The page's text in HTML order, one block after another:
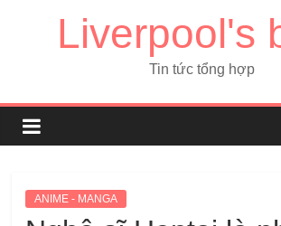
Liverpool's
Tin tức tổng hợp
ANIME - MANGA